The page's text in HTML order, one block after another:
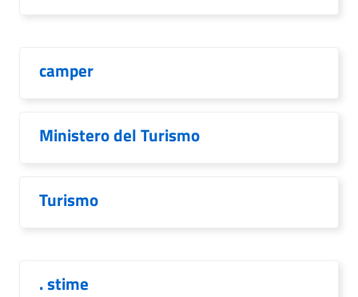
camper
Ministero del Turismo
Turismo
. stime